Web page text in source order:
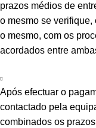
prazos médios de
o mesmo se
o mesmo, com os
acordados entre
Após efectuar o
contactado pela
combinados os